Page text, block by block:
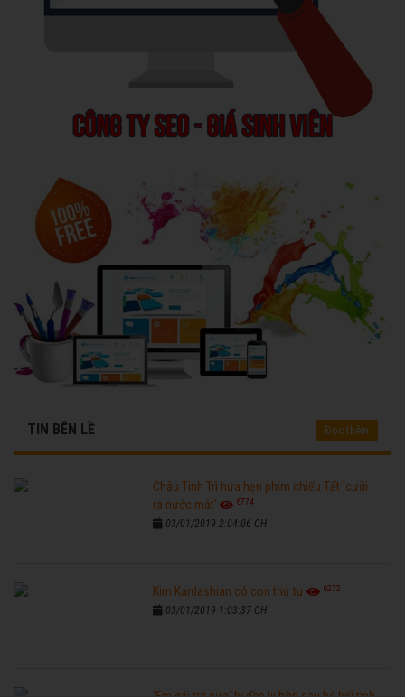
TIN BÊN LỀ Đọc thêm
Châu Tinh Trì hứa hẹn phim chiếu Tết 'cười
ra nước mắt'
6774
03/01/2019 2:04:06 CH
Kim Kardashian có con thứ tư 6272
03/01/2019 1:03:37 CH